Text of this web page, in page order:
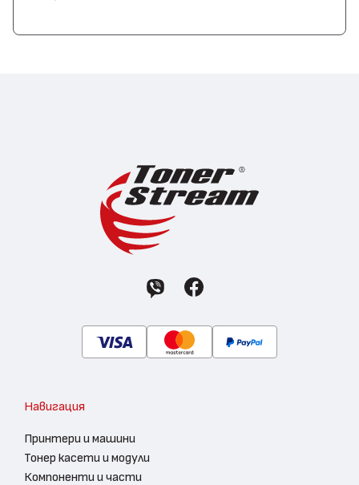
Навигация
Принтери и машини
Тонер касети и модули
Компоненти и части